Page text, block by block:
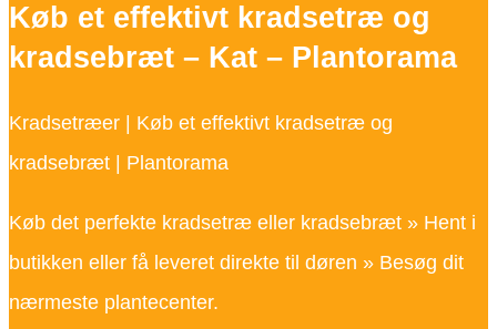
Køb et effektivt kradsetræ og
kradsebræt – Kat – Plantorama
Kradsetræer | Køb et effektivt kradsetræ og
kradsebræt | Plantorama
Køb det perfekte kradsetræ eller kradsebræt » Hent i
butikken eller få leveret direkte til døren » Besøg dit
nærmeste plantecenter.